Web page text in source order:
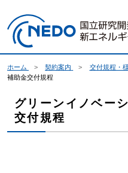
ホーム 契約案内 交付規程・
補助金交付規程
グリーンイノベー
交付規程